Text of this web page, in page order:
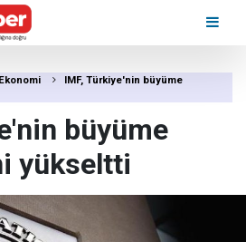
Ekonomi
IMF, Türkiye'nin büyüme
büyüme
yükseltti